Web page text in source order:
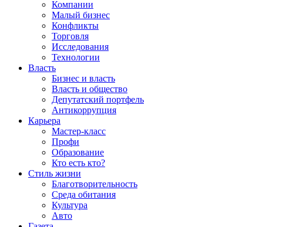
Компании
Малый бизнес
Конфликты
Торговля
Исследования
Технологии
Власть
Бизнес и власть
Власть и общество
Депутатский портфель
Антикоррупция
Карьера
Мастер-класс
Профи
Образование
Кто есть кто?
Стиль жизни
Благотворительность
Среда обитания
Культура
Авто